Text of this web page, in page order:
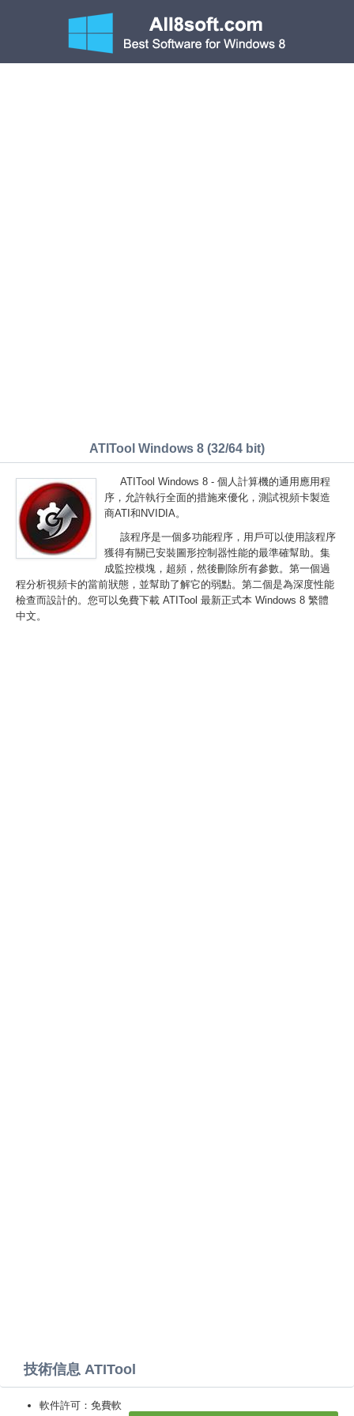
ATITool Windows 8 (32/64 bit)
ATITool Windows 8 - 個人計算機的通用應用程
序，允許執行全面的措施來優化，測試視頻卡製造
商ATI和NVIDIA。
該程序是一個多功能程序，用戶可以使用該程序
獲得有關已安裝圖形控制器性能的最準確幫助。集
成監控模塊，超頻，然後刪除所有參數。第一個過
程分析視頻卡的當前狀態，並幫助了解它的弱點。第二個是為深度性能
檢查而設計的。您可以免費下載 ATITool 最新正式本 Windows 8 繁體
中文。
技術信息 ATITool
軟件許可：免費軟